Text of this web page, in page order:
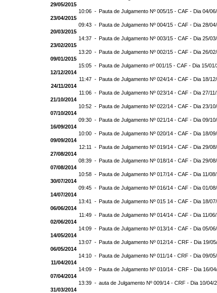
29/05/2015
10:06 - Pauta de Julgamento Nº 005/15 - CAF - Dia 04/
23/04/2015
09:43 - Pauta de Julgamento Nº 004/15 - CAF - Dia 28/
20/03/2015
14:37 - Pauta de Julgamento Nº 003/15 - CAF - Dia 25/
23/02/2015
13:20 - Pauta de Julgamento Nº 002/15 - CAF - Dia 26/
09/01/2015
15:05 - Pauta de Julgamento nº 001/15 - CAF - Dia 15/
12/12/2014
11:47 - Pauta de Julgamento Nº 024/14 - CAF - Dia 18/
24/11/2014
11:06 - Pauta de Julgamento Nº 023/14 - CAF - Dia 27/
21/10/2014
10:52 - Pauta de Julgamento Nº 022/14 - CAF - Dia 23/
07/10/2014
09:30 - Pauta de Julgamento Nº 021/14 - CAF - Dia 09/
16/09/2014
10:00 - Pauta de Julgamento Nº 020/14 - CAF - Dia 18/
09/09/2014
12:11 - Pauta de Julgamento Nº 019/14 - CAF - Dia 29/
27/08/2014
08:39 - Pauta de Julgamento Nº 018/14 - CAF - Dia 29/
07/08/2014
10:58 - Pauta de Julgamento Nº 017/14 - CAF - Dia 11/
30/07/2014
09:45 - Pauta de Julgamento Nº 016/14 - CAF - Dia 01/
14/07/2014
13:41 - Pauta de Julgamento Nº 015 14 - CAF - Dia 18/
06/06/2014
11:49 - Pauta de Julgamento Nº 014/14 - CAF - Dia 11/
02/06/2014
14:09 - Pauta de Julgamento Nº 013/14 - CAF - Dia 05/
14/05/2014
13:07 - Pauta de Julgamento Nº 012/14 - CRF - Dia 19/
06/05/2014
14:10 - Pauta de Julgamento Nº 011/14 - CRF - Dia 09/
11/04/2014
14:09 - Pauta de Julgamento Nº 010/14 - CRF - Dia 16/
07/04/2014
13:39 - auta de Julgamento Nº 009/14 - CRF - Dia 10/04/
31/03/2014